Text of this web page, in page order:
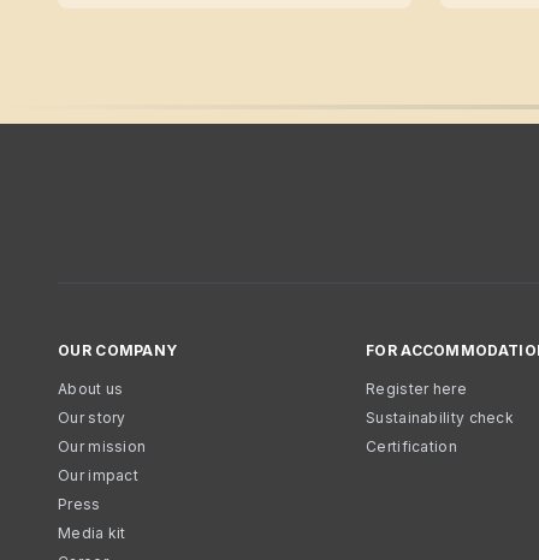
OUR COMPANY
About us
Our story
Our mission
Our impact
Press
Media kit
FOR
Register here
Sustainability check
Certification